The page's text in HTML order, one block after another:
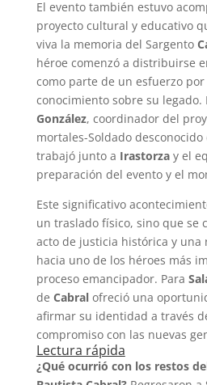
El evento también estuvo
proyecto cultural y educativo
viva la memoria del Sargento
héroe comenzó a distribuirse
como parte de un esfuerzo
conocimiento sobre su legado.
González, coordinador del
mortales-Soldado
trabajó junto a Irastorzay el
preparación del evento y el
Este significativo
un traslado físico, sino que se
acto de justicia histórica y una
hacia uno de los héroes más
proceso emancipador. Para
de Cabralofreció una
afirmar su identidad a través
compromiso con las nuevas
Lectura rápida
¿Qué ocurrió con los restos